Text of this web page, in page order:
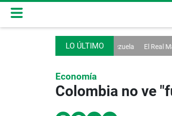
El Real Madrid renueva a
Economía
Colombia no ve